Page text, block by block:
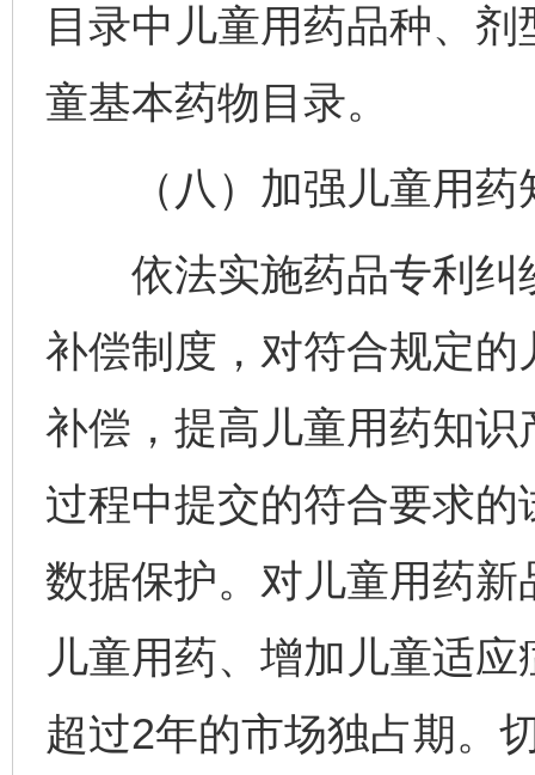
目录中儿童用药品种、
童基本药物目录。
（八）加强儿童用药
依法实施药品专利纠
补偿制度，对符合规定
补偿，提高儿童用药知
过程中提交的符合要求
数据保护。对儿童用药
儿童用药、增加儿童适
超过2年的市场独占期。